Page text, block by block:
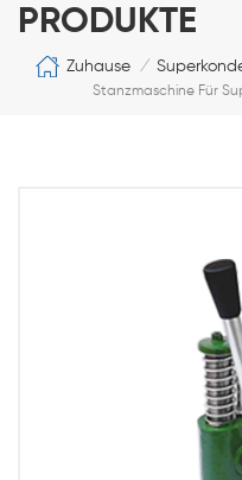
PRODUKTE
Zuhause /
Stanzmaschine Für